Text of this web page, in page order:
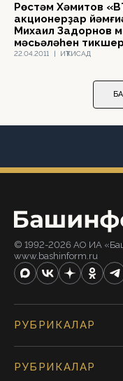
22.04.2011 | ИҠТИСАД
Рөстәм Хәмитов
акционерҙар
Михаил Задорнов
мәсьәләһен
© 1992-2026 АО ИА
www.bashinform.ru
РУБРИКАЛАР
РУБРИКАЛАР